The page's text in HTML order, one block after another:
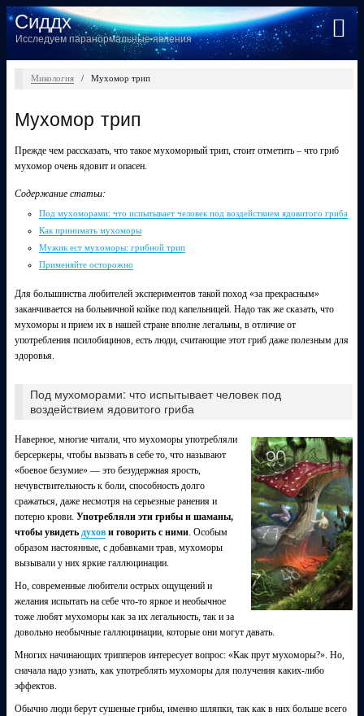
Сиддх
Исследуем паранормальные явления
Микология / Мухомор трип
Мухомор трип
Прежде чем рассказать, что такое мухоморный трип, стоит отметить – что гриб
мухомор очень ядовит и опасен.
Содержание статьи:
Под мухоморами: что испытывает человек под воздействием ядовитого гриба
Как принимать мухоморы
Мужик ест мухоморы: грибной трип
Применяйте осторожно
Для большинства любителей экспериментов такой поход «за прекрасным»
заканчивается на больничной койке под капельницей. Надо так же сказать, что
мухоморы и прием их в нашей стране вполне легальны, в отличие от
употребления псилобицинов, есть люди, считающие этот гриб даже полезным для
здоровья.
Под мухоморами: что испытывает человек под
воздействием ядовитого гриба
Наверное, многие читали, что мухоморы употребляли
берсеркеры, чтобы вызвать в себе то, что называют
«боевое безумие» — это безудержная ярость,
нечувствительность к боли, способность долго
сражаться, даже несмотря на серьезные ранения и
потерю крови. Употребляли эти грибы и шаманы,
чтобы увидеть духов и говорить с ними. Особым
образом настоянные, с добавками трав, мухоморы
вызывали у них яркие галлюцинации.
Но, современные любители острых ощущений и
желания испытать на себе что-то яркое и необычное
тоже любят мухоморы как за их легальность, так и за
довольно необычные галлюцинации, которые они могут давать.
Многих начинающих трипперов интересует вопрос: «Как прут мухоморы?». Но,
сначала надо узнать, как употреблять мухоморы для получения каких-либо
эффектов.
Обычно люди берут сушеные грибы, именно шляпки, так как в них больше всего